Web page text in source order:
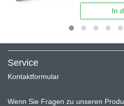
In
Service
Kontaktformular
Wenn Sie Fragen zu unseren